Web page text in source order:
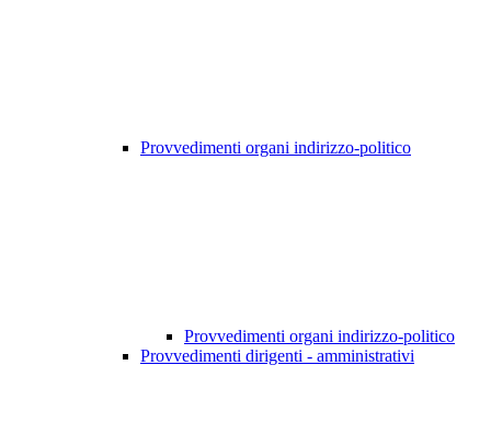
Provvedimenti organi indirizzo-politico
Provvedimenti organi indirizzo-politico
Provvedimenti dirigenti - amministrativi